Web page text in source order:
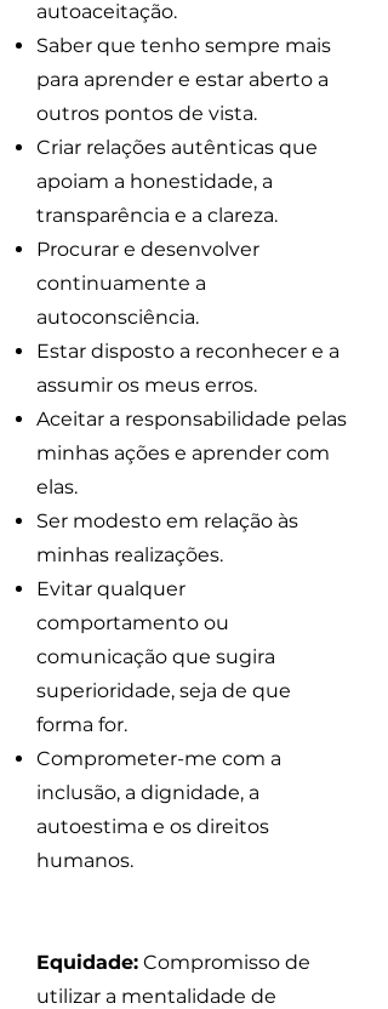
autoaceitação.
Saber que tenho sempre mais
para aprender e estar aberto a
outros pontos de vista.
Criar relações autênticas que
apoiam a honestidade, a
transparência e a clareza.
Procurar e desenvolver
continuamente a
autoconsciência.
Estar disposto a reconhecer e a
assumir os meus erros.
Aceitar a responsabilidade pelas
minhas ações e aprender com
elas.
Ser modesto em relação às
minhas realizações.
Evitar qualquer
comportamento ou
comunicação que sugira
superioridade, seja de que
forma for.
Comprometer-me com a
inclusão, a dignidade, a
autoestima e os direitos
humanos.
Equidade: Compromisso de
utilizar a mentalidade de